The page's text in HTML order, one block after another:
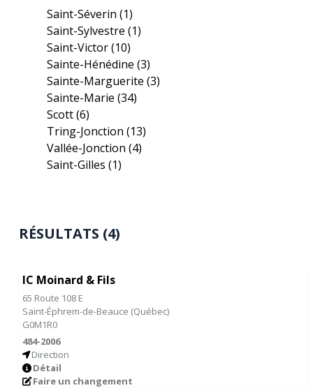
Saint-Séverin(1)
Saint-Sylvestre(1)
Saint-Victor(10)
Sainte-Hénédine(3)
Sainte-Marguerite(3)
Sainte-Marie(34)
Scott(6)
Tring-Jonction(13)
Vallée-Jonction(4)
Saint-Gilles(1)
RÉSULTATS (4)
IC Moinard & Fils
65 Route 108 E
Saint-Éphrem-de-Beauce (Québec)
G0M1R0
484-2006
Direction
Détail
Faire un changement